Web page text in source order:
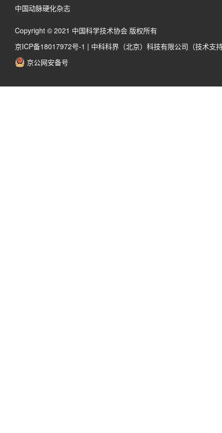
中国动脉硬化杂志
Copyright © 2021 中国科学技术协会 版权所有
京ICP备18017972号-1 | 中科科界（北京）科技有限公司（技术支
京公网安备号